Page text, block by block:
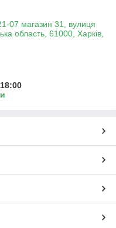
07 магазин 31, вулиця
область, 61000, Харків,